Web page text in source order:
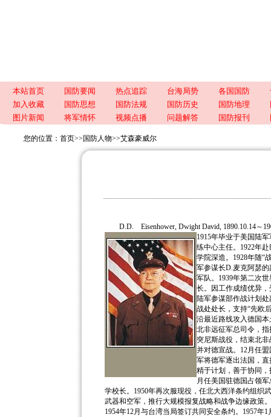
本站首页 国防要闻 热点追踪 台海局势 各国国防
加入收藏
国防思想 国防法规 国防历史 国防地理
图片新闻
将军情怀 视频点播 问题解答 国防报刊
您的位置： 首页>> 国防人物>>艾森豪威尔
D.D. Eisenhower, Dwight David, 1890.10.14～
1915年毕业于美国陆
练中心主任。1922年
学院深造。1928年随“
军参谋长D.麦克阿瑟
军队。1939年第二次
长。因工作成绩优异
陆军参谋部作战计划
战处处长，支持“先欧
沿最近路线攻入德国
北非远征军总司令，
突尼斯战役，结束北
并对德宣战。12月任
军将德军逐出法国，
精于计划，善于协同
月任美国驻德国占领
学校长。1950年再次服现役，任北大西洋条约组织
武器和空军，推行大规模报复战略和战争边缘政策
1954年12月与台湾当局签订共同安全条约。1957年